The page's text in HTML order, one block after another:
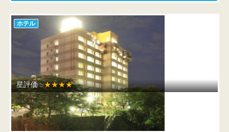
ホテル
星評価 :★★★★
ホテル 華翠苑
佐賀県 嬉野市嬉野町岩屋川内甲333番地